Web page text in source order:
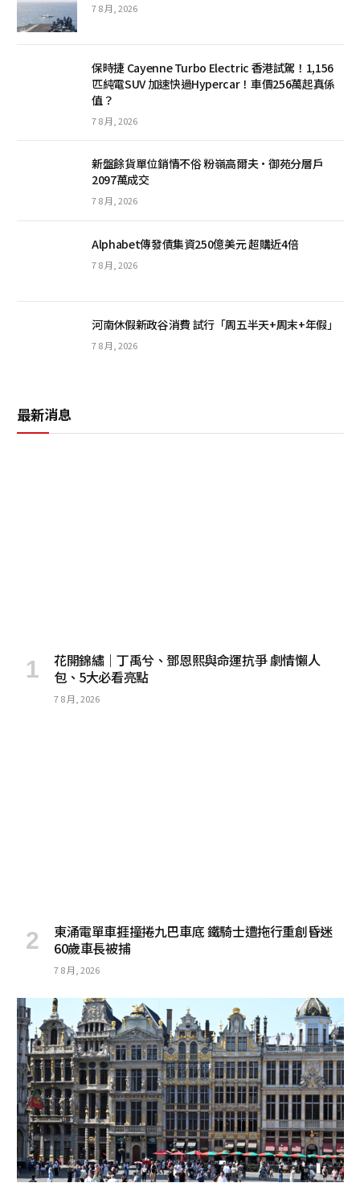
7 8 月, 2026
保時捷 Cayenne Turbo Electric 香港試駕！1,156
匹純電SUV 加速快過Hypercar！車價256萬起真係
值？
7 8 月, 2026
新盤餘貨單位銷情不俗 粉嶺高爾夫·御苑分層戶
2097萬成交
7 8 月, 2026
Alphabet傳發債集資250億美元 超購近4倍
7 8 月, 2026
河南休假新政谷消費 試行「周五半天+周末+年假」
7 8 月, 2026
最新消息
花開錦繡｜丁禹兮、鄧恩熙與命運抗爭 劇情懶人
包、5大必看亮點
7 8 月, 2026
東涌電單車捱撞捲九巴車底 鐵騎士遭拖行重創昏迷
60歲車長被捕
7 8 月, 2026